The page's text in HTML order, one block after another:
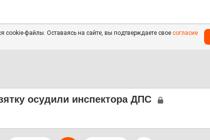
cookie-файлы. Оставаясь на сайте, вы подтверждаете свое согласие
осудили инспектора ДПС